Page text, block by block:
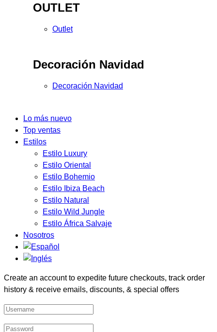
OUTLET
Outlet
Decoración Navidad
Decoración Navidad
Lo más nuevo
Top ventas
Estilos
Estilo Luxury
Estilo Oriental
Estilo Bohemio
Estilo Ibiza Beach
Estilo Natural
Estilo Wild Jungle
Estilo África Salvaje
Nosotros
Create an account to expedite future checkouts, track order
history & receive emails, discounts, & special offers